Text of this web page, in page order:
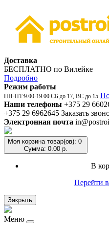
Доставка
БЕСПЛАТНО по Вилейке
Подробно
Режим работы
ПН-ПТ:9.00-19.00 СБ до 17, ВС до 15
Наши телефоны +375 29
+375 29 6962645 Заказать
Электронная почта
Моя корзина товар(ов): 0
Сумма: 0.00 р.
В
Перейти в
Закрыть
Меню